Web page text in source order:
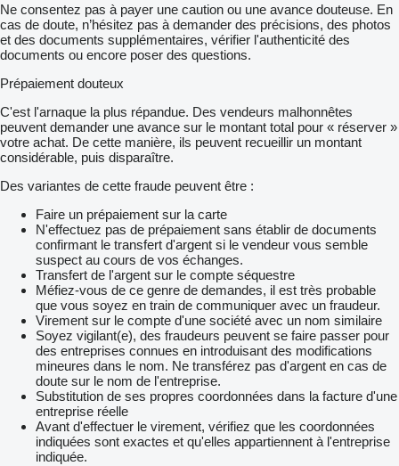
Ne consentez pas à payer une caution ou une avance douteuse. En
cas de doute, n’hésitez pas à demander des précisions, des photos
et des documents supplémentaires, vérifier l'authenticité des
documents ou encore poser des questions.
Prépaiement douteux
C'est l'arnaque la plus répandue. Des vendeurs malhonnêtes
peuvent demander une avance sur le montant total pour « réserver »
votre achat. De cette manière, ils peuvent recueillir un montant
considérable, puis disparaître.
Des variantes de cette fraude peuvent être :
Faire un prépaiement sur la carte
N'effectuez pas de prépaiement sans établir de documents
confirmant le transfert d'argent si le vendeur vous semble
suspect au cours de vos échanges.
Transfert de l'argent sur le compte séquestre
Méfiez-vous de ce genre de demandes, il est très probable
que vous soyez en train de communiquer avec un fraudeur.
Virement sur le compte d'une société avec un nom similaire
Soyez vigilant(e), des fraudeurs peuvent se faire passer pour
des entreprises connues en introduisant des modifications
mineures dans le nom. Ne transférez pas d'argent en cas de
doute sur le nom de l'entreprise.
Substitution de ses propres coordonnées dans la facture d'une
entreprise réelle
Avant d'effectuer le virement, vérifiez que les coordonnées
indiquées sont exactes et qu'elles appartiennent à l'entreprise
indiquée.